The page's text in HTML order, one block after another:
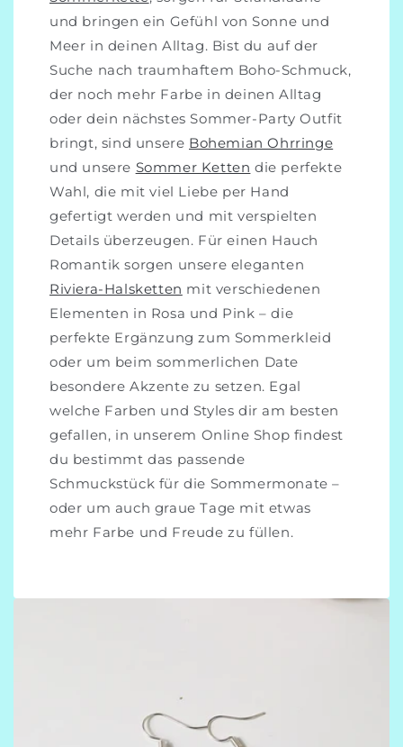
und bringen ein Gefühl von Sonne und
Meer in deinen Alltag. Bist du auf der
Suche nach traumhaftem Boho-Schmuck,
der noch mehr Farbe in deinen Alltag
oder dein nächstes Sommer-Party Outfit
bringt, sind unsere Bohemian Ohrringe
und unsere Sommer Ketten die perfekte
Wahl, die mit viel Liebe per Hand
gefertigt werden und mit verspielten
Details überzeugen. Für einen Hauch
Romantik sorgen unsere eleganten
Riviera-Halsketten mit verschiedenen
Elementen in Rosa und Pink – die
perfekte Ergänzung zum Sommerkleid
oder um beim sommerlichen Date
besondere Akzente zu setzen. Egal
welche Farben und Styles dir am besten
gefallen, in unserem Online Shop findest
du bestimmt das passende
Schmuckstück für die Sommermonate –
oder um auch graue Tage mit etwas
mehr Farbe und Freude zu füllen.